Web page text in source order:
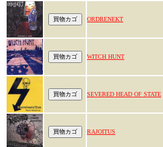
ORDRENEKT
WITCH HUNT
SEVERED HEAD OF STATE
RAJOITUS